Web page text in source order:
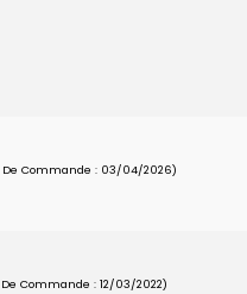
De Commande : 03/04/2026)
Commande : 12/03/2022)